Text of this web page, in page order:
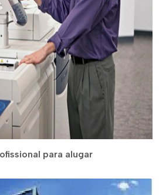
para alugar